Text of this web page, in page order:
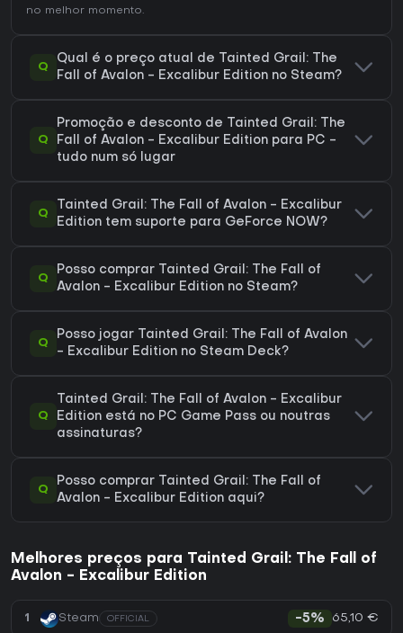
no melhor momento.
Q
Qual é o preço atual de Tainted Grail: The
Fall of Avalon - Excalibur Edition no Steam?
Q
Promoção e desconto de Tainted Grail: The
Fall of Avalon - Excalibur Edition para PC -
tudo num só lugar
Q
Tainted Grail: The Fall of Avalon - Excalibur
Edition tem suporte para GeForce NOW?
Q
Posso comprar Tainted Grail: The Fall of
Avalon - Excalibur Edition no Steam?
Q
Posso jogar Tainted Grail: The Fall of Avalon
- Excalibur Edition no Steam Deck?
Q
Tainted Grail: The Fall of Avalon - Excalibur
Edition está no PC Game Pass ou noutras
assinaturas?
Q
Posso comprar Tainted Grail: The Fall of
Avalon - Excalibur Edition aqui?
Melhores preços para Tainted Grail: The Fall of
Avalon - Excalibur Edition
1 Steam OFFICIAL -5% 65,10 €